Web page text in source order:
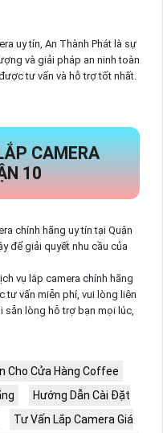
uy tín, An Thành Phát là sự
và giải pháp an ninh toàn
tư vấn và hỗ trợ tốt nhất.
CAMERA
10
chính hãng uy tín tại Quận
để giải quyết nhu cầu của
vụ lắp camera chính hãng
tư vấn miễn phí, vui lòng liên
sẵn lòng hỗ trợ bạn mọi lúc,
Cho Cửa Hàng Coffee
Hướng Dẫn Cài Đặt
Tư Vấn Lắp Camera Giá